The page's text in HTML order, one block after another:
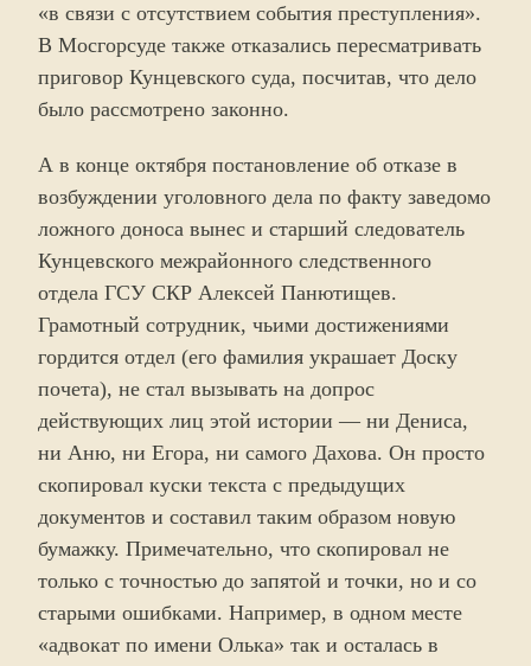
«в связи с отсутствием события преступления».
В Мосгорсуде также отказались пересматривать
приговор Кунцевского суда, посчитав, что дело
было рассмотрено законно.
А в конце октября постановление об отказе в
возбуждении уголовного дела по факту заведомо
ложного доноса вынес и старший следователь
Кунцевского межрайонного следственного
отдела ГСУ СКР Алексей Панютищев.
Грамотный сотрудник, чьими достижениями
гордится отдел (его фамилия украшает Доску
почета), не стал вызывать на допрос
действующих лиц этой истории — ни Дениса,
ни Аню, ни Егора, ни самого Дахова. Он просто
скопировал куски текста с предыдущих
документов и составил таким образом новую
бумажку. Примечательно, что скопировал не
только с точностью до запятой и точки, но и со
старыми ошибками. Например, в одном месте
«адвокат по имени Олька» так и осталась в